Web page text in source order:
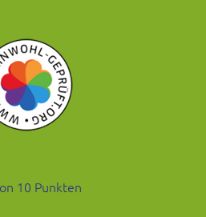
10 Punkten